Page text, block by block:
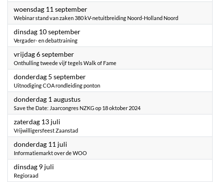
woensdag 11 september2024
Webinar stand van zaken 380 kV-netuitbreiding Noord-Holland Noord
dinsdag 10 september2024
Vergader- en debattraining
vrijdag 6 september2024
Onthulling tweede vijf tegels Walk of Fame
donderdag 5 september2024
Uitnodiging COA rondleiding ponton
donderdag 1 augustus2024
Save the Date: Jaarcongres NZKG op 18 oktober 2024
zaterdag 13 juli
Vrijwilligersfeest Zaanstad
donderdag 11 juli
Informatiemarkt over de WOO
dinsdag 9 juli
Regioraad